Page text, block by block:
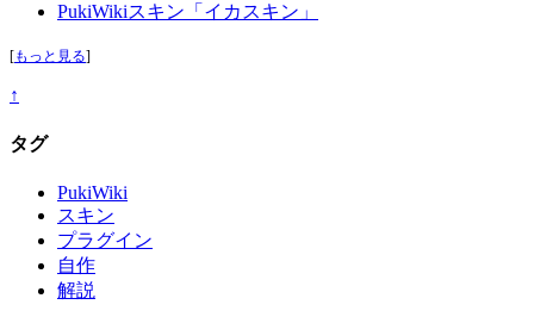
PukiWikiスキン「イカスキン」
[もっと見る]
↑
タグ
PukiWiki
スキン
プラグイン
自作
解説